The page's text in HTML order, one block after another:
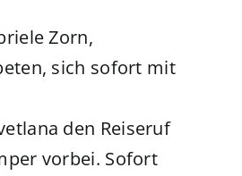
Zorn,
sich sofort mit
den Reiseruf
vorbei. Sofort